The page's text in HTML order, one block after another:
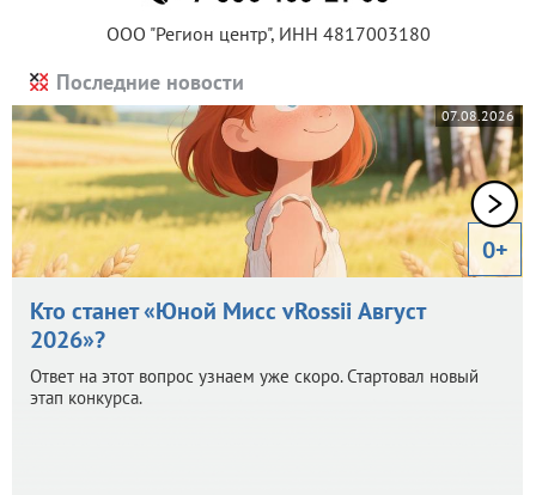
ООО "Регион центр", ИНН 4817003180
Последние новости
07.08.2026
0+
Кто станет «Юной Мисс vRossii Август
2026»?
Ответ на этот вопрос узнаем уже скоро. Стартовал новый
этап конкурса.